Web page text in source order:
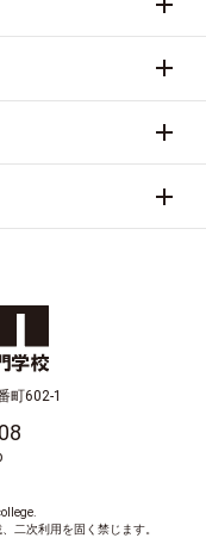
町602-1
二次利用を固く禁じます。